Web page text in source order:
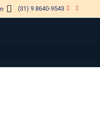
(31) 9 8640-9543